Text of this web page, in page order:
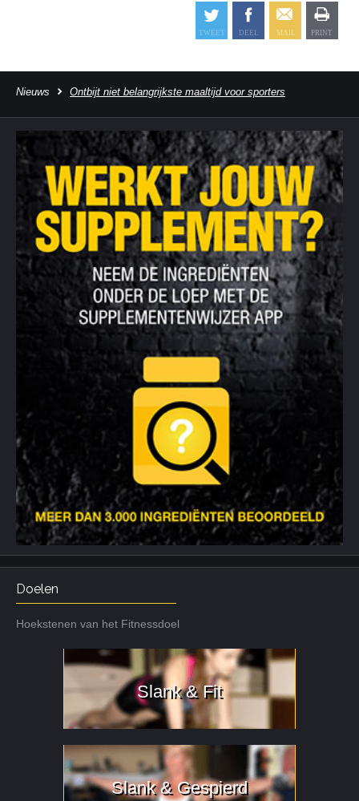
Nieuws Ontbijt niet belangrijkste maaltijd voor sporters
Doelen
Hoekstenen van het Fitnessdoel
Slank & Fit
Slank & Gespierd